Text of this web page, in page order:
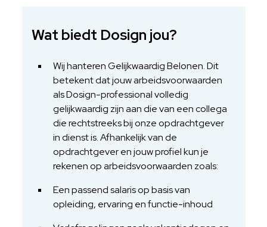
Wat biedt Dosign jou?
Wij hanteren Gelijkwaardig Belonen. Dit
betekent dat jouw arbeidsvoorwaarden
als Dosign-professional volledig
gelijkwaardig zijn aan die van een collega
die rechtstreeks bij onze opdrachtgever
in dienst is. Afhankelijk van de
opdrachtgever en jouw profiel kun je
rekenen op arbeidsvoorwaarden zoals:
Een passend salaris op basis van
opleiding, ervaring en functie-inhoud